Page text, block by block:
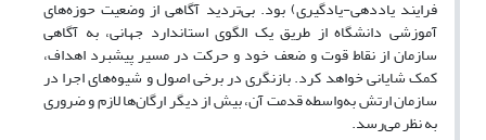
فرایند یاددهی-یادگیری) بود. بی‌تردید آگاهی از وضعیت حوزه‌های
آموزشی دانشگاه از طریق یک الگوی استاندارد جهانی، به آگاهی
سازمان از نقاط قوت و ضعف خود و حرکت در مسیر پیشبرد اهداف،
کمک شایانی خواهد کرد. بازنگری در برخی اصول و شیوه‌های اجرا در
سازمان ارتش به‌واسطه قدمت آن، بیش از دیگر ارگان‌ها لازم و ضروری
به نظر می‌رسد.